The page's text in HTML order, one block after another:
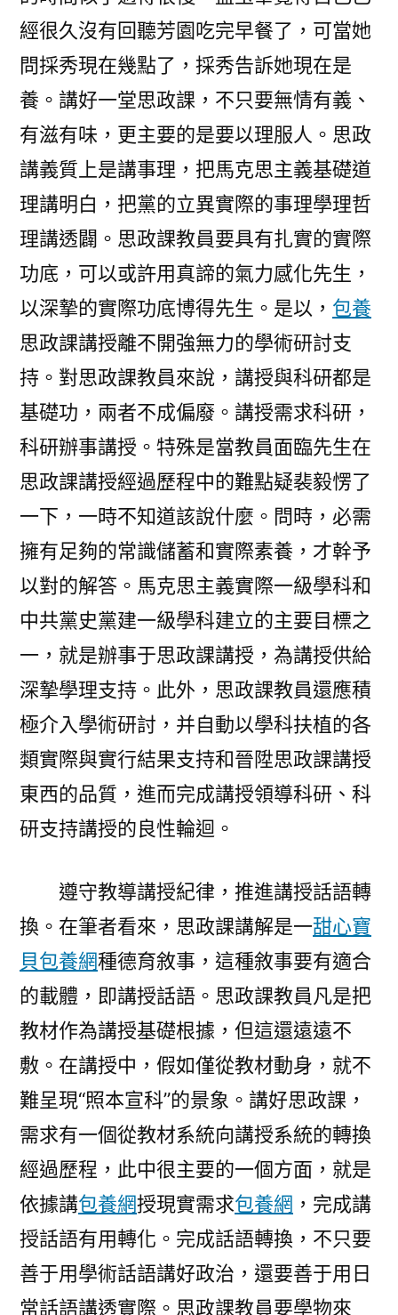
經很久沒有回聽芳園吃完早餐了，可當她
問採秀現在幾點了，採秀告訴她現在是
養。講好一堂思政課，不只要無情有義、
有滋有味，更主要的是要以理服人。思政
講義質上是講事理，把馬克思主義基礎道
理講明白，把黨的立異實際的事理學理哲
理講透闢。思政課教員要具有扎實的實際
功底，可以或許用真諦的氣力感化先生，
以深摯的實際功底博得先生。是以， 包養
思政課講授離不開強無力的學術研討支
持。對思政課教員來說，講授與科研都是
基礎功，兩者不成偏廢。講授需求科研，
科研辦事講授。特殊是當教員面臨先生在
思政課講授經過歷程中的難點疑裴毅愣了
一下，一時不知道該說什麼。問時，必需
擁有足夠的常識儲蓄和實際素養，才幹予
以對的解答。馬克思主義實際一級學科和
中共黨史黨建一級學科建立的主要目標之
一，就是辦事于思政課講授，為講授供給
深摯學理支持。此外，思政課教員還應積
極介入學術研討，并自動以學科扶植的各
類實際與實行結果支持和晉陞思政課講授
東西的品質，進而完成講授領導科研、科
研支持講授的良性輪迴。
遵守教導講授紀律，推進講授話語轉
換。在筆者看來，思政課講解是一甜心寶
貝包養網種德育敘事，這種敘事要有適合
的載體，即講授話語。思政課教員凡是把
教材作為講授基礎根據，但這還遠遠不
敷。在講授中，假如僅從教材動身，就不
難呈現“照本宣科”的景象。講好思政課，
需求有一個從教材系統向講授系統的轉換
經過歷程，此中很主要的一個方面，就是
依據講包養網授現實需求包養網 ，完成講
授話語有用轉化。完成話語轉換，不只要
善于用學術話語講好政治，還要善于用日
常話語講透實際。思政課教員要學物來